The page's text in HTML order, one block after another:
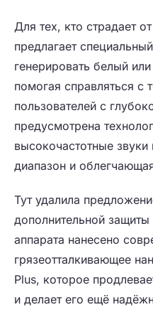
Для тех, кто страдает
предлагает
генерировать белый
помогая справляться с
пользователей с
предусмотрена
высокочастотные звуки
диапазон и
Тут удалила
дополнительной
аппарата нанесено
грязеотталкивающее
Plus, которое
и делает его ещё